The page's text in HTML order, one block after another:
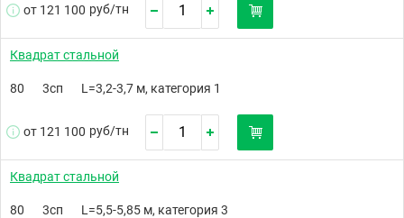
от 121 100 руб/тн
Квадрат стальной
80 3сп L=3,2-3,7 м, категория 1
от 121 100 руб/тн
Квадрат стальной
80 3сп L=5,5-5,85 м, категория 3